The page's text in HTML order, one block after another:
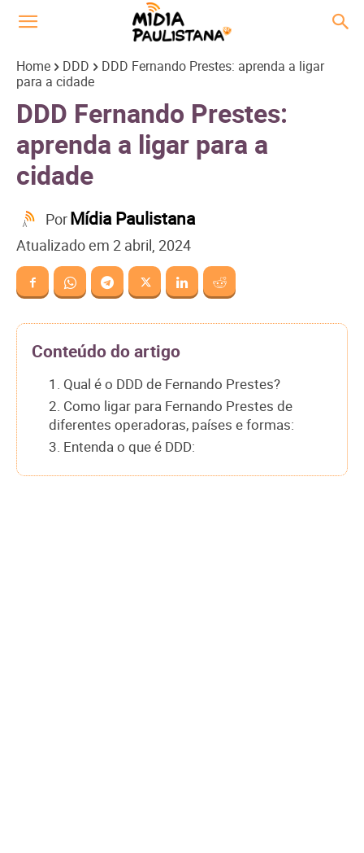
Home DDD
DDD Fernando Prestes: aprenda a ligar
para a cidade
DDD Fernando Prestes:
aprenda a ligar para a
cidade
PorMídia Paulistana
Atualizado em 2 abril, 2024
Conteúdo do artigo
1. Qual é o DDD de Fernando Prestes?
2. Como ligar para Fernando Prestes de
diferentes operadoras, países e formas:
3. Entenda o que é DDD: